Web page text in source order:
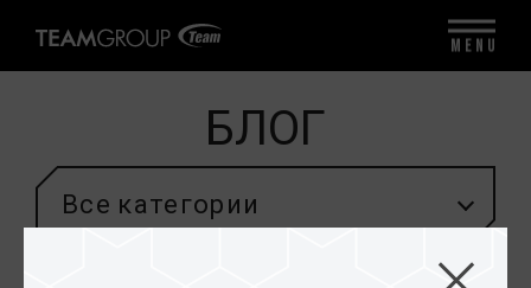
БЛОГ
Все категории
MENU